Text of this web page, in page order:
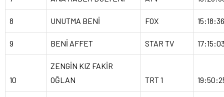
8 UNUTMA BENİ FOX 15:18:36
9 BENİ AFFET STAR TV
10
ZENGİN KIZ FAKİR
OĞLAN
TRT 1